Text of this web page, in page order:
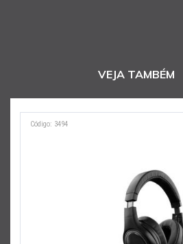
VEJA TAMBÉM
Código: 3494